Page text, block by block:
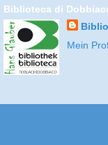
Biblioteca di
Mein